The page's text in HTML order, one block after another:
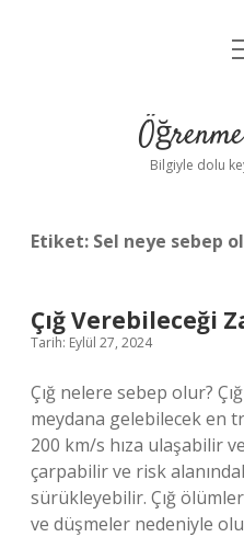
Bilgiyle dolu
Etiket: Sel neye sebep
Çığ Verebileceği
Tarih: Eylül 27, 2024
Çığ nelere sebep olur?
meydana gelebilecek en
200 km/s hıza ulaşabilir
çarpabilir ve risk
sürükleyebilir. Çığ
ve düşmeler nedeniyle